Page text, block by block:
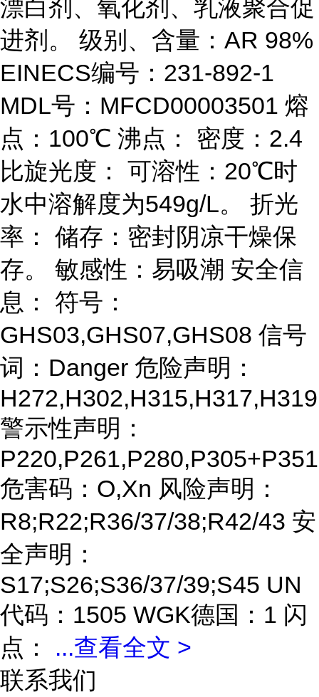
漂白剂、氧化剂、乳液聚合促
进剂。 级别、含量：AR 98%
EINECS编号：231-892-1
MDL号：MFCD00003501 熔
点：100℃ 沸点： 密度：2.4
比旋光度： 可溶性：20℃时
水中溶解度为549g/L。 折光
率： 储存：密封阴凉干燥保
存。 敏感性：易吸潮 安全信
息： 符号：
GHS03,GHS07,GHS08 信号
词：Danger 危险声明：
警示性声明：
危害码：O,Xn 风险声明：
R8;R22;R36/37/38;R42/43 安
全声明：
S17;S26;S36/37/39;S45 UN
代码：1505 WGK德国：1 闪
点： ...查看全文 >
联系我们